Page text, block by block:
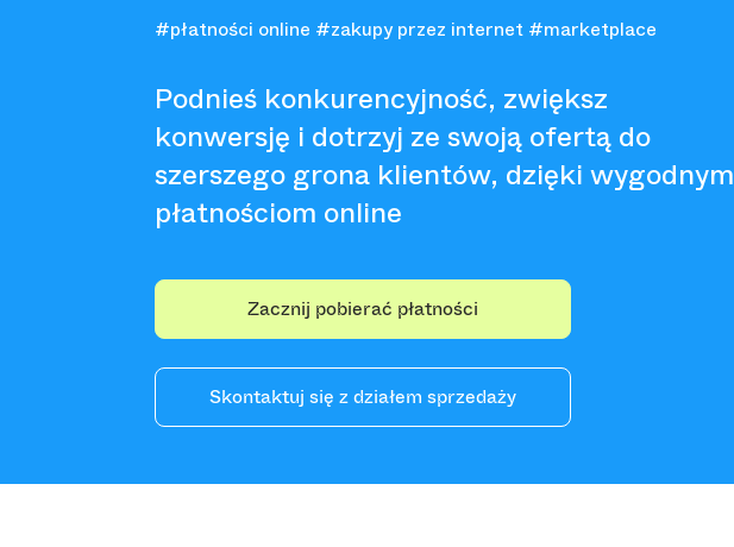
#płatności online #zakupy przez internet #marketplace
Podnieś konkurencyjność, zwiększ
konwersję i dotrzyj ze swoją ofertą do
szerszego grona klientów, dzięki wygodnym
płatnościom online
Zacznij pobierać płatności
Skontaktuj się z działem sprzedaży